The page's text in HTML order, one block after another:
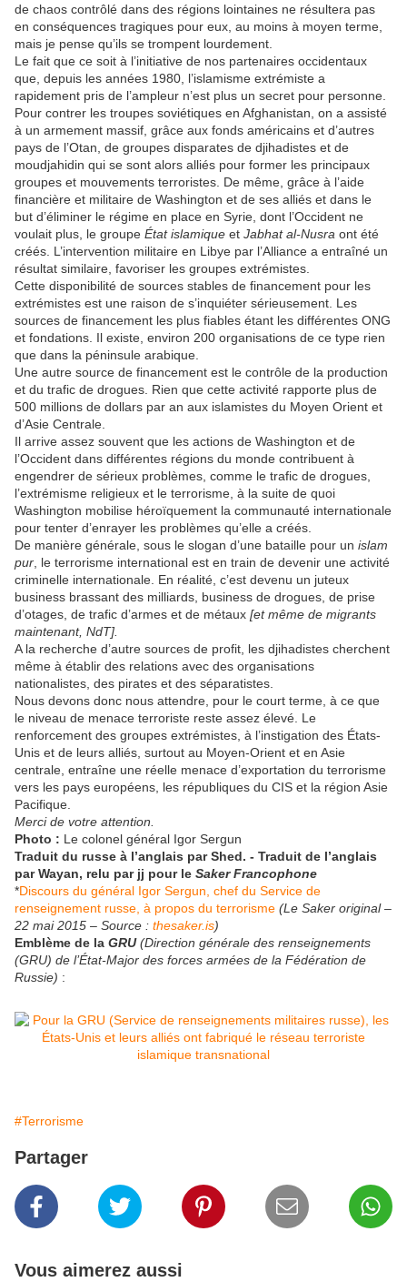
de chaos contrôlé dans des régions lointaines ne résultera pas
en conséquences tragiques pour eux, au moins à moyen terme,
mais je pense qu’ils se trompent lourdement.
Le fait que ce soit à l’initiative de nos partenaires occidentaux
que, depuis les années 1980, l’islamisme extrémiste a
rapidement pris de l’ampleur n’est plus un secret pour personne.
Pour contrer les troupes soviétiques en Afghanistan, on a assisté
à un armement massif, grâce aux fonds américains et d’autres
pays de l’Otan, de groupes disparates de djihadistes et de
moudjahidin qui se sont alors alliés pour former les principaux
groupes et mouvements terroristes. De même, grâce à l’aide
financière et militaire de Washington et de ses alliés et dans le
but d’éliminer le régime en place en Syrie, dont l’Occident ne
voulait plus, le groupe État islamique et Jabhat al-Nusra ont été
créés. L’intervention militaire en Libye par l’Alliance a entraîné un
résultat similaire, favoriser les groupes extrémistes.
Cette disponibilité de sources stables de financement pour les
extrémistes est une raison de s’inquiéter sérieusement. Les
sources de financement les plus fiables étant les différentes ONG
et fondations. Il existe, environ 200 organisations de ce type rien
que dans la péninsule arabique.
Une autre source de financement est le contrôle de la production
et du trafic de drogues. Rien que cette activité rapporte plus de
500 millions de dollars par an aux islamistes du Moyen Orient et
d’Asie Centrale.
Il arrive assez souvent que les actions de Washington et de
l’Occident dans différentes régions du monde contribuent à
engendrer de sérieux problèmes, comme le trafic de drogues,
l’extrémisme religieux et le terrorisme, à la suite de quoi
Washington mobilise héroïquement la communauté internationale
pour tenter d’enrayer les problèmes qu’elle a créés.
De manière générale, sous le slogan d’une bataille pour un islam
pur , le terrorisme international est en train de devenir une activité
criminelle internationale. En réalité, c’est devenu un juteux
business brassant des milliards, business de drogues, de prise
d’otages, de trafic d’armes et de métaux [et même de migrants
maintenant, NdT].
A la recherche d’autre sources de profit, les djihadistes cherchent
même à établir des relations avec des organisations
nationalistes, des pirates et des séparatistes.
Nous devons donc nous attendre, pour le court terme, à ce que
le niveau de menace terroriste reste assez élevé. Le
renforcement des groupes extrémistes, à l’instigation des États-
Unis et de leurs alliés, surtout au Moyen-Orient et en Asie
centrale, entraîne une réelle menace d’exportation du terrorisme
vers les pays européens, les républiques du CIS et la région Asie
Pacifique.
Merci de votre attention.
Photo : Le colonel général Igor Sergun
Traduit du russe à l’anglais par Shed. - Traduit de l’anglais
par Wayan, relu par jj pour le Saker Francophone
*Discours du général Igor Sergun, chef du Service de
renseignement russe, à propos du terrorisme (Le Saker original –
22 mai 2015 – Source : thesaker.is)
Emblème de la GRU(Direction générale des renseignements
(GRU) de l’État-Major des forces armées de la Fédération de
Russie) :
#Terrorisme
Partager
Vous aimerez aussi